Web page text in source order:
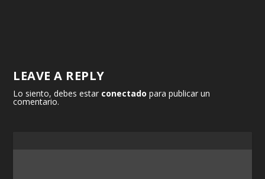
LEAVE A REPLY
Lo siento, debes estar conectado para publicar un
comentario.